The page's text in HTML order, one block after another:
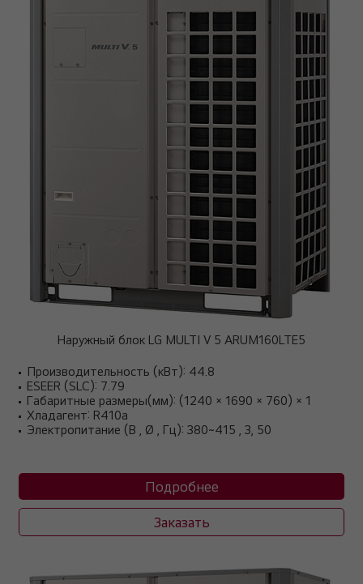
Наружный блок LG MULTI V 5 ARUM160LTE5
Производительность (кВт): 44.8
ESEER (SLC): 7.79
Габаритные размеры(мм): (1240 × 1690 × 760) × 1
Хладагент: R410a
Электропитание (В , Ø , Гц): 380~415 , 3, 50
Подробнее
Заказать